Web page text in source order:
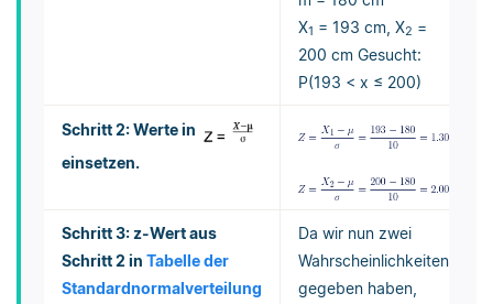
X1 = 193 cm, X2 =
200 cm Gesucht:
P(193 < x ≤ 200)
Schritt 2: Werte in
einsetzen.
Schritt 3: z-Wert aus
Schritt 2 in Tabelle der
Standardnormalverteilung
Da wir nun zwei
Wahrscheinlichkeiten
gegeben haben,